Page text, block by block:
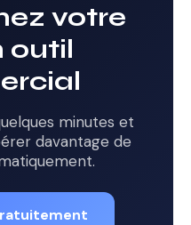
votre
outil
minutes et
davantage de